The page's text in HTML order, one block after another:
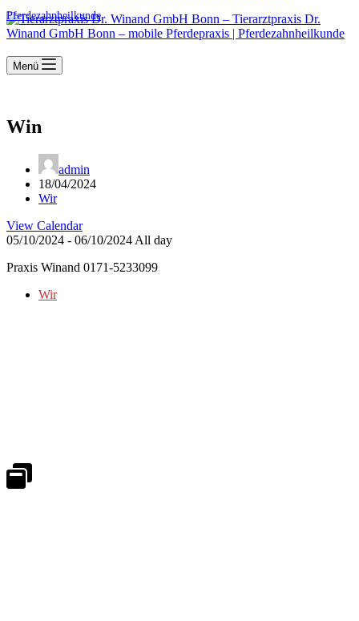
Pferdezahnheilkunde
Menü
Win
admin
18/04/2024
Wir
View Calendar
05/10/2024 - 06/10/2024 All day
Praxis Winand 0171-5233099
Wir